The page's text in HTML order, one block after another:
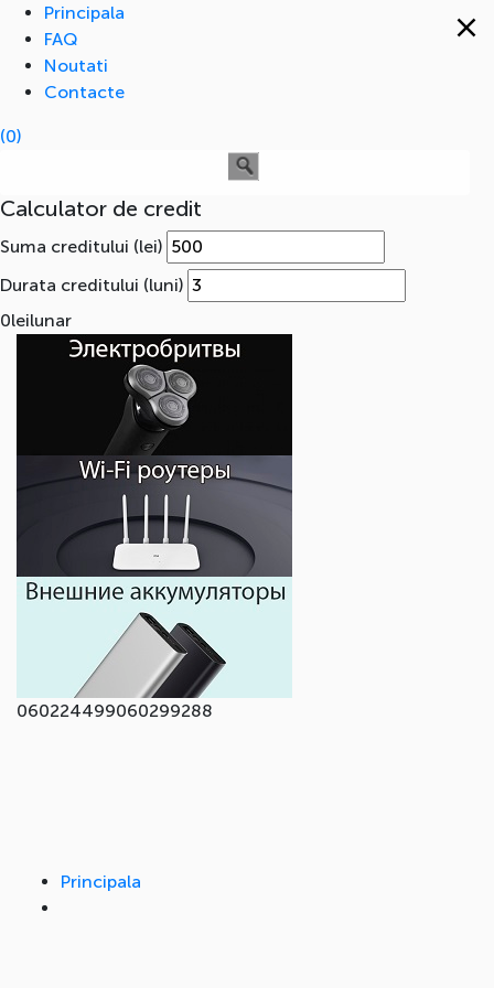
Principala
FAQ
Noutati
Contacte
(0)
Calculator de credit
Suma creditului (lei)
Durata creditului (luni)
0leilunar
060224499060299288
Principala